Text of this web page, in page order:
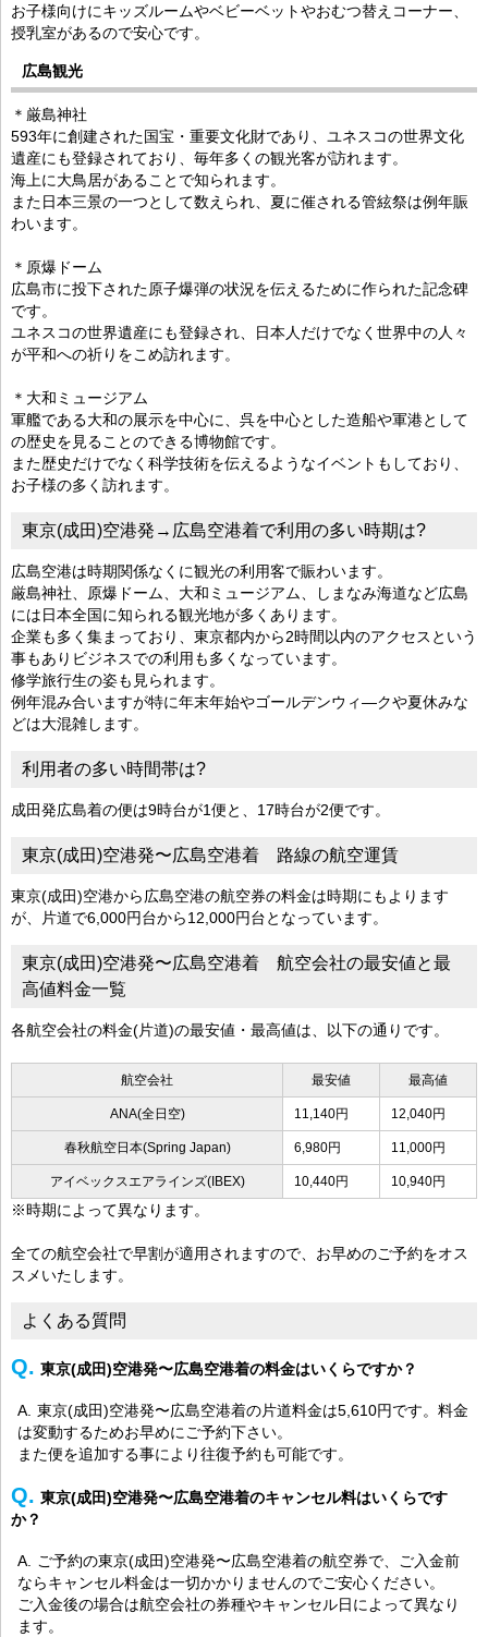
お子様向けにキッズルームやベビーベットやおむつ替えコーナー、
授乳室があるので安心です。
広島観光
＊厳島神社
593年に創建された国宝・重要文化財であり、ユネスコの世界文化
遺産にも登録されており、毎年多くの観光客が訪れます。
海上に大鳥居があることで知られます。
また日本三景の一つとして数えられ、夏に催される管絃祭は例年賑
わいます。
＊原爆ドーム
広島市に投下された原子爆弾の状況を伝えるために作られた記念碑
です。
ユネスコの世界遺産にも登録され、日本人だけでなく世界中の人々
が平和への祈りをこめ訪れます。
＊大和ミュージアム
軍艦である大和の展示を中心に、呉を中心とした造船や軍港として
の歴史を見ることのできる博物館です。
また歴史だけでなく科学技術を伝えるようなイベントもしており、
お子様の多く訪れます。
東京(成田)空港発→広島空港着で利用の多い時期は?
広島空港は時期関係なくに観光の利用客で賑わいます。
厳島神社、原爆ドーム、大和ミュージアム、しまなみ海道など広島
には日本全国に知られる観光地が多くあります。
企業も多く集まっており、東京都内から2時間以内のアクセスという
事もありビジネスでの利用も多くなっています。
修学旅行生の姿も見られます。
例年混み合いますが特に年末年始やゴールデンウィ―クや夏休みな
どは大混雑します。
利用者の多い時間帯は?
成田発広島着の便は9時台が1便と、17時台が2便です。
東京(成田)空港発〜広島空港着 路線の航空運賃
東京(成田)空港から広島空港の航空券の料金は時期にもよります
が、片道で6,000円台から12,000円台となっています。
東京(成田)空港発〜広島空港着 航空会社の最安値と最
高値料金一覧
各航空会社の料金(片道)の最安値・最高値は、以下の通りです。
航空会社 最安値 最高値
ANA(全日空) 11,140円 12,040円
春秋航空日本(Spring Japan) 6,980円 11,000円
アイベックスエアラインズ(IBEX) 10,440円 10,940円
※時期によって異なります。
全ての航空会社で早割が適用されますので、お早めのご予約をオス
スメいたします。
よくある質問
東京(成田)空港発〜広島空港着の料金はいくらですか？
東京(成田)空港発〜広島空港着の片道料金は5,610円です。料金
は変動するためお早めにご予約下さい。
また便を追加する事により往復予約も可能です。
東京(成田)空港発〜広島空港着のキャンセル料はいくらです
か？
ご予約の東京(成田)空港発〜広島空港着の航空券で、ご入金前
ならキャンセル料金は一切かかりませんのでご安心ください。
ご入金後の場合は航空会社の券種やキャンセル日によって異なり
ます。